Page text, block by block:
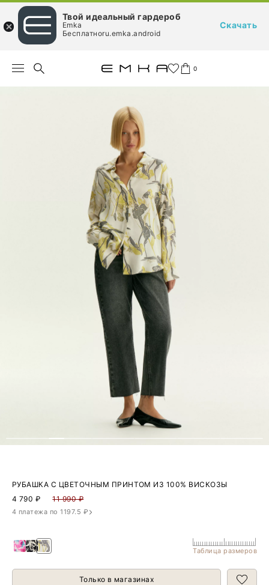
0
РУБАШКА С ЦВЕТОЧНЫМ ПРИНТОМ ИЗ 100% ВИСКОЗЫ
4 790 ₽ 11 990 ₽
4 платежа по 1197.5 ₽
Таблица размеров
Только в магазинах
Твой идеальный гардероб
Emka
Бесплатноru.emka.android
Скачать